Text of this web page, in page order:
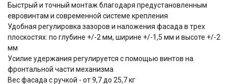
Быстрый и точный монтаж благодаря предустановленным
евровинтам и современной системе крепления
Удобная регулировка зазоров и наложения фасада в трех
плоскостях: по глубине +/-2 мм, ширине +/-1,5 мм и высоте +/-2
мм
Усилие удержания регулируется с помощью винтов на
фронтальной части механизма
Вес фасада с ручкой - от 9,7 до 25,7 кг